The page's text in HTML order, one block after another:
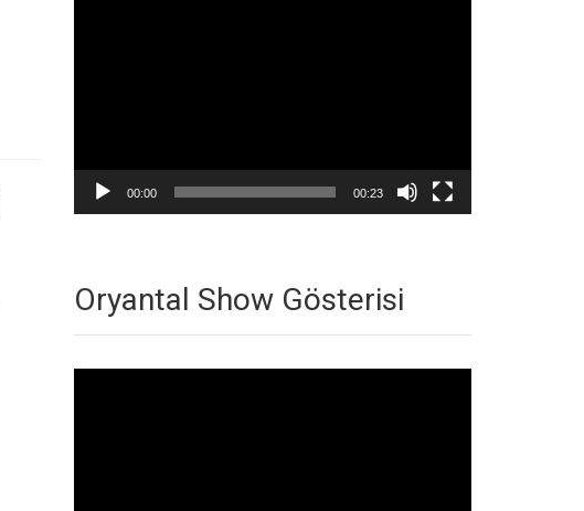
00:00 00:23
Oryantal Show Gösterisi